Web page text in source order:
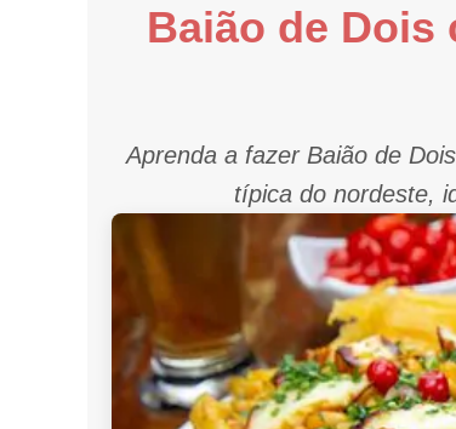
Baião de Dois
Aprenda a fazer Baião de
típica do nordeste,